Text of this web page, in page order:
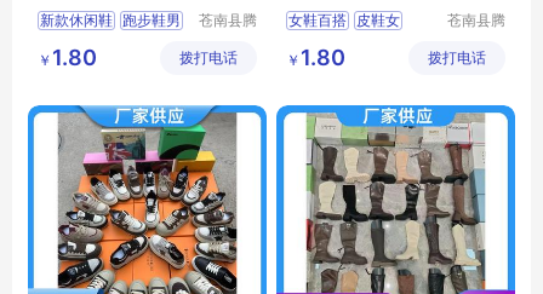
鞋
新款休闲鞋 跑步鞋男
小白鞋时尚百搭
苍南县腾
务商行
￥ 1.80 拨打电话
鞋
女鞋百搭 皮鞋女
女鞋百搭休闲
苍南县腾
务商行
￥ 1.80 拨打电话